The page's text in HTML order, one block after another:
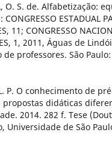
O. S. de. Alfabetização:
ESTADUAL
11; CONGRESSO
1, 2011, Águas de
professores. São Paulo:
L. P. O conhecimento de
propostas didáticas
2014. 282 f. Tese
Universidade de São